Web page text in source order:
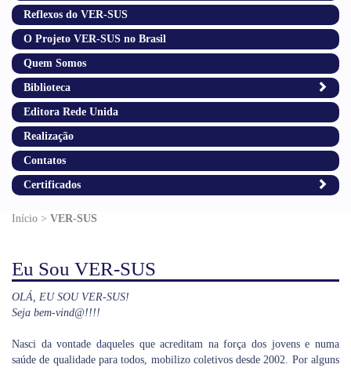
Reflexos do VER-SUS
O Projeto VER-SUS no Brasil
Quem Somos
Biblioteca
Editora Rede Unida
Realização
Contatos
Certificados
Início > VER-SUS
Eu Sou VER-SUS
OLÁ, EU SOU VER-SUS!
Seja bem-vind@!!!!
Nasci da vontade daqueles que acreditam na força dos jovens e numa
saúde de qualidade para todos, mobilizo coletivos desde 2002. Por alguns